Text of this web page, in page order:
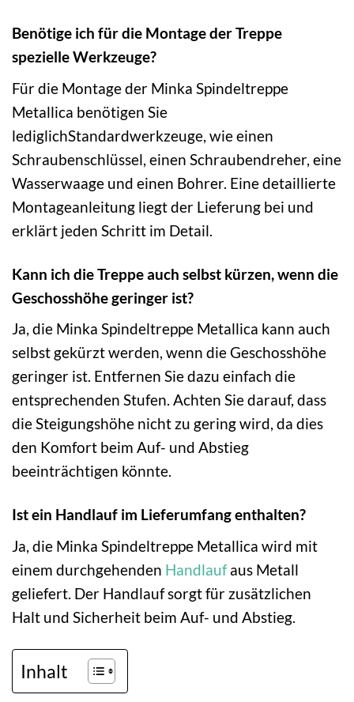
Benötige ich für die Montage der Treppe
spezielle Werkzeuge?
Für die Montage der Minka Spindeltreppe
Metallica benötigen Sie
lediglichStandardwerkzeuge, wie einen
Schraubenschlüssel, einen Schraubendreher, eine
Wasserwaage und einen Bohrer. Eine detaillierte
Montageanleitung liegt der Lieferung bei und
erklärt jeden Schritt im Detail.
Kann ich die Treppe auch selbst kürzen, wenn die
Geschosshöhe geringer ist?
Ja, die Minka Spindeltreppe Metallica kann auch
selbst gekürzt werden, wenn die Geschosshöhe
geringer ist. Entfernen Sie dazu einfach die
entsprechenden Stufen. Achten Sie darauf, dass
die Steigungshöhe nicht zu gering wird, da dies
den Komfort beim Auf- und Abstieg
beeinträchtigen könnte.
Ist ein Handlauf im Lieferumfang enthalten?
Ja, die Minka Spindeltreppe Metallica wird mit
einem durchgehenden Handlaufaus Metall
geliefert. Der Handlauf sorgt für zusätzlichen
Halt und Sicherheit beim Auf- und Abstieg.
Inhalt